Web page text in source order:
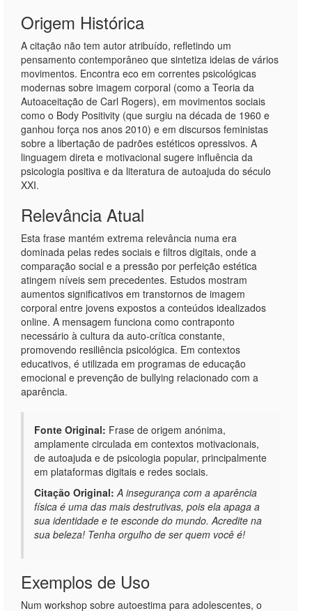
Origem Histórica
A citação não tem autor atribuído, refletindo um
pensamento contemporâneo que sintetiza ideias de vários
movimentos. Encontra eco em correntes psicológicas
modernas sobre imagem corporal (como a Teoria da
Autoaceitação de Carl Rogers), em movimentos sociais
como o Body Positivity (que surgiu na década de 1960 e
ganhou força nos anos 2010) e em discursos feministas
sobre a libertação de padrões estéticos opressivos. A
linguagem direta e motivacional sugere influência da
psicologia positiva e da literatura de autoajuda do século
XXI.
Relevância Atual
Esta frase mantém extrema relevância numa era
dominada pelas redes sociais e filtros digitais, onde a
comparação social e a pressão por perfeição estética
atingem níveis sem precedentes. Estudos mostram
aumentos significativos em transtornos de imagem
corporal entre jovens expostos a conteúdos idealizados
online. A mensagem funciona como contraponto
necessário à cultura da auto-crítica constante,
promovendo resiliência psicológica. Em contextos
educativos, é utilizada em programas de educação
emocional e prevenção de bullying relacionado com a
aparência.
Fonte Original: Frase de origem anónima,
amplamente circulada em contextos motivacionais,
de autoajuda e de psicologia popular, principalmente
em plataformas digitais e redes sociais.
Citação Original: A insegurança com a aparência
física é uma das mais destrutivas, pois ela apaga a
sua identidade e te esconde do mundo. Acredite na
sua beleza! Tenha orgulho de ser quem você é!
Exemplos de Uso
Num workshop sobre autoestima para adolescentes, o